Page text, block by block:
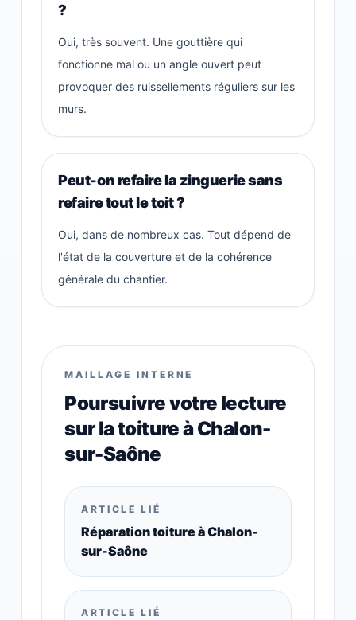
?
Oui, très souvent. Une gouttière qui
fonctionne mal ou un angle ouvert peut
provoquer des ruissellements réguliers sur les
murs.
Peut-on refaire la zinguerie sans
refaire tout le toit ?
Oui, dans de nombreux cas. Tout dépend de
l'état de la couverture et de la cohérence
générale du chantier.
MAILLAGE INTERNE
Poursuivre votre lecture
sur la toiture à Chalon-
sur-Saône
ARTICLE LIÉ
Réparation toiture à Chalon-
sur-Saône
ARTICLE LIÉ